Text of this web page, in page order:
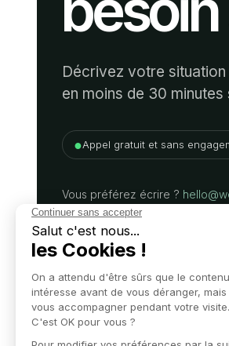
Décrivez votre
en moins de 30
●Appel gratuit et sans
Vous préférez écrire ?